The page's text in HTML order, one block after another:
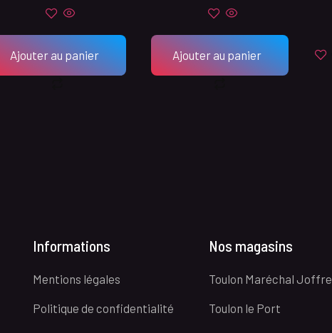
Ajouter au panier Ajouter au panier
Informations
Mentions légales
Politique de confidentialité
Nos magasins
Toulon Maréchal Joffre
Toulon le Port